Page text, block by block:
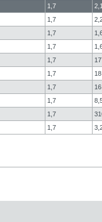
1,7
1,7
1,7
1,7
1,7
1,7
18
1,7
16
1,7
1,7
1,7